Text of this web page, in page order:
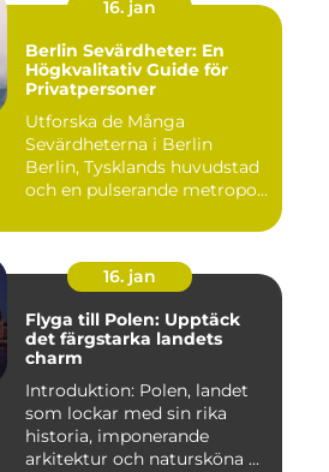
16. jan
Berlin Sevärdheter: En
Högkvalitativ Guide för
Privatpersoner
Utforska de Många
Sevärdheterna i Berlin
Berlin, Tysklands huvudstad
och en pulserande metropol,
16. jan
Flyga till Polen: Upptäck
det färgstarka landets
charm
Introduktion: Polen, landet
som lockar med sin rika
historia, imponerande
arkitektur och natursköna ...